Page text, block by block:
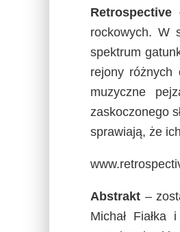
Retrospective
rockowych. W
spektrum
rejony różnych
muzyczne
zaskoczonego
sprawiają, że
Abstrakt –
Michał Fiałka